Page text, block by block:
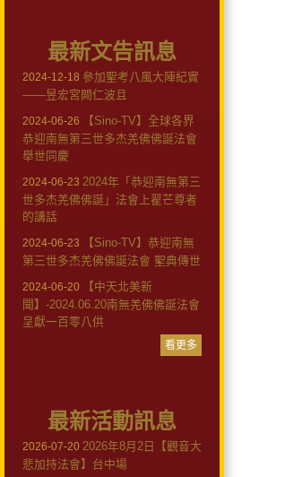
最新文告訊息
2024-12-18 參加聖考八風大陣紀實
——昱宏宮闕仁波且
2024-06-26
【Sino-TV】全球各界
恭迎南無第三世多杰羌佛佛誕法會
舉世同慶
2024-06-23 2024年「恭迎南無第三
世多杰羌佛佛誕」法會上翟芒尊者
的講話
2024-06-23
【Sino-TV】恭迎南無
第三世多杰羌佛佛誕法會 聖典傳世
2024-06-20
【中天北美新
聞】-2024.06.20南無羌佛佛誕法會
呈獻一百零八供
看更多
最新活動訊息
2026-07-20 2026年8月2日【觀音大
悲加持法會】台中場